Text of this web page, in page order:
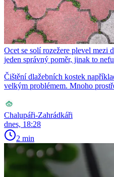
Ocet se solí rozežere plevel mezi
jeden správný poměr, jinak to
Čištění dlažebních kostek
velkým problémem. Mnoho
Chalupáři-Zahrádkáři
dnes, 18:28
2 min